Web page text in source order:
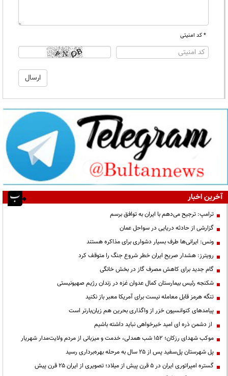
* کد امنیتی
آخرین اخبار
ترامپ: ترجیح می‌دهم با ایران به توافق برسم
گزارشی از حادثه دریایی در سواحل عمان
ونس: ایرانی‌ها طرف بسیار دشواری برای مذاکره هستند
رویترز: هشدار صریح ایران خطر شروع جنگ را متوقف کرد
گام جدید برای کاهش مصرف گاز در بخش خانگی
شکنجه رئیس بیمارستان کمال عدوان غزه در زندان رژیم صهیونیستی
تنگه هرمز قابل معامله نیست برای آمریکا معبر باز نکنید
پیامدهای کنوانسیون خزر از واگذاری بحرین هم زیان‌بارتر است
از دشمن ذره ای امید خیرخواهی نباید داشته باشیم
موکب شهدای رزکان؛ ۱۵۲ شب همدلی، خدمت و میزبانی از مردم ولایت‌مدار شهریار
پل شهرستان پل‌سفید پس از ۲۵ سال به مرحله بهره‌برداری رسید
گستره امپراتوری ایران در ۵ قرن پیش از میلاد؛ تصویری از ایران ۲۵ قرن پیش